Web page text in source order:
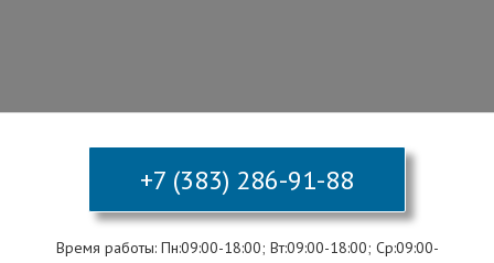
+7 (383) 286-91-88
Время работы: Пн:09:00-18:00; Вт:09:00-18:00; Ср:09:00-